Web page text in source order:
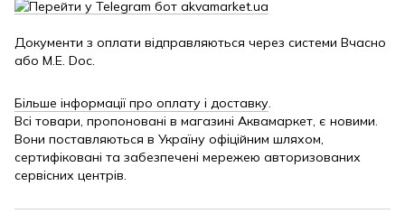
Документи з оплати відправляються через системи Вчасно
або M.E. Doc.
Більше інформації про оплату і доставку.
Всі товари, пропоновані в магазині Аквамаркет, є новими.
Вони поставляються в Україну офіційним шляхом,
сертифіковані та забезпечені мережею авторизованих
сервісних центрів.